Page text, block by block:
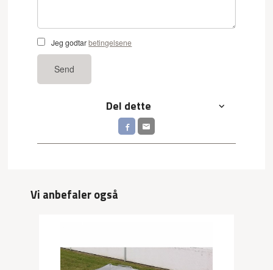
Jeg godtarbetingelsene
Send
Del dette
Vi anbefaler også